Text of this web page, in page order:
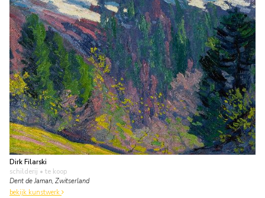
Dirk Filarski
schilderij • te koop
Dent de Jaman, Zwitserland
bekijk kunstwerk